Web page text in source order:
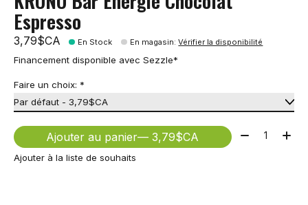
Espresso
3,79$CA En Stock En magasin:Vérifier la disponibilité
Financement disponible avec Sezzle*
Faire un choix: *
Ajouter au panier — 3,79$CA Quantité:
Ajouter à la liste de souhaits